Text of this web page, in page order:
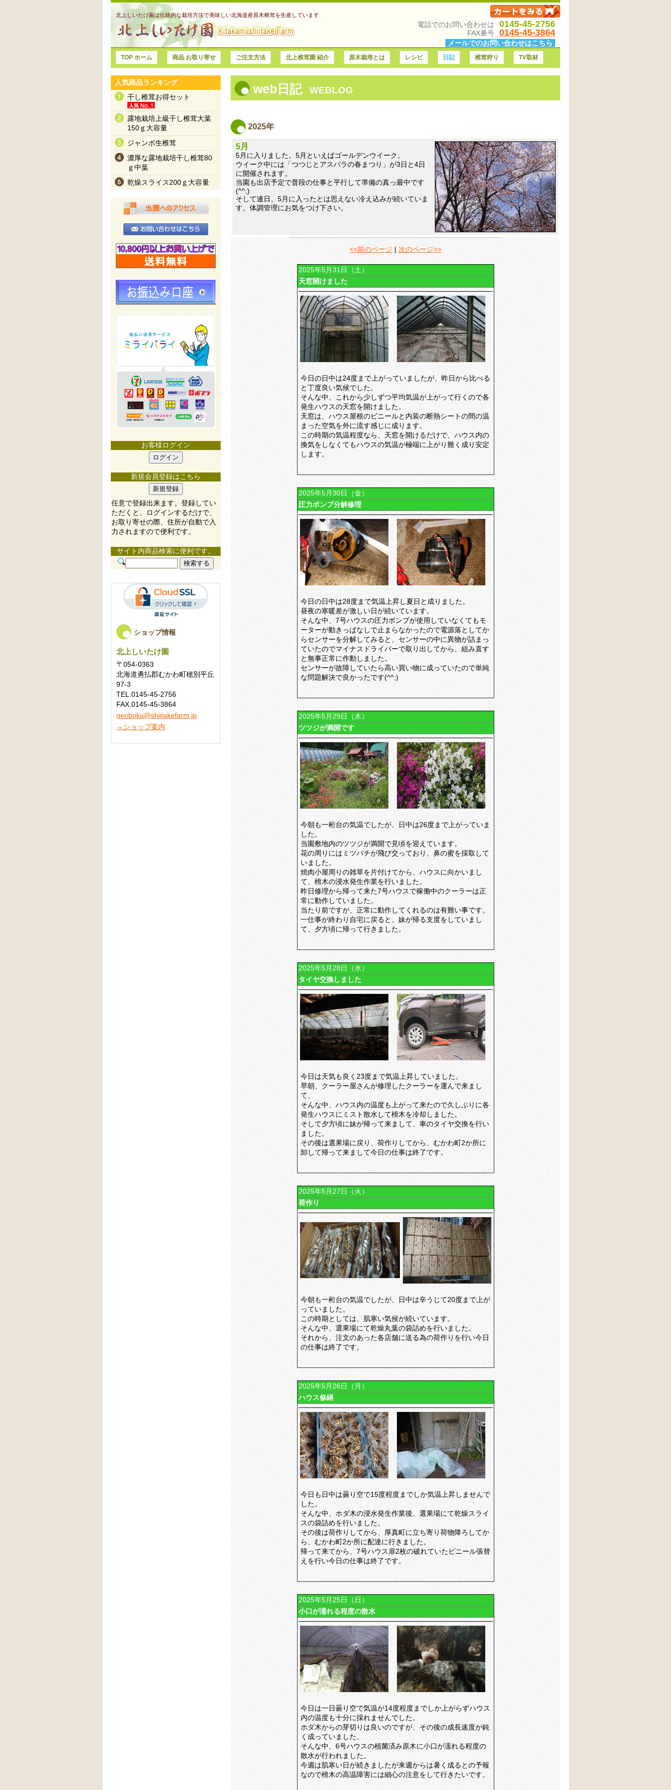
北上しいたけ園は伝統的な栽培方法で美味しい北海道産原木椎茸を生産しています
電話でのお問い合わせは 0145-45-2756
FAX番号 0145-45-3864
メールでのお問い合わせはこちら
web日記 WEBLOG
2025年
5月
5月に入りました。5月といえばゴールデンウイーク。
ウイーク中には「つつじとアスパラの春まつり」が3日と4日
に開催されます。
当園も出店予定で普段の仕事と平行して準備の真っ最中です
(^^;)
そして連日、5月に入ったとは思えない冷え込みが続いていま
す。体調管理にお気をつけ下さい。
<<前のページ 次のページ>>
2025年5月31日（土）
天窓開けました
今日の日中は24度まで上がっていましたが、昨日から比べる
と丁度良い気候でした。
そんな中、これから少しずつ平均気温が上がって行くので各
発生ハウスの天窓を開けました。
天窓は、ハウス屋根のビニールと内装の断熱シートの間の温
まった空気を外に流す感じに成ります。
この時期の気温程度なら、天窓を開けるだけで、ハウス内の
換気をしなくてもハウスの気温が極端に上がり難く成り安定
します。
2025年5月30日（金）
圧力ポンプ分解修理
今日の日中は28度まで気温上昇し夏日と成りました。
昼夜の寒暖差が激しい日が続いています。
そんな中、7号ハウスの圧力ポンプが使用していなくてもモ
ーターが動きっぱなしで止まらなかったので電源落としてか
らセンサーを分解してみると、センサーの中に異物が詰まっ
ていたのでマイナスドライバーで取り出してから、組み直す
と無事正常に作動しました。
センサーが故障していたら高い買い物に成っていたので単純
な問題解決で良かったです(^^;)
2025年5月29日（木）
ツツジが満開です
今朝も一桁台の気温でしたが、日中は26度まで上がっていま
した。
当園敷地内のツツジが満開で見頃を迎えています。
花の周りにはミツバチが飛び交っており、鼻の蜜を採取して
いました。
焼肉小屋周りの雑草を片付けてから、ハウスに向かいまし
て、榾木の浸水発生作業を行いました。
昨日修理から帰って来た7号ハウスで稼働中のクーラーは正
常に動作していました。
当たり前ですが、正常に動作してくれるのは有難い事です。
一仕事が終わり自宅に戻ると、妹が帰る支度をしていまし
て、夕方頃に帰って行きました。
2025年5月28日（水）
タイヤ交換しました
今日は天気も良く23度まで気温上昇していました。
早朝、クーラー屋さんが修理したクーラーを運んで来まし
て、
そんな中、ハウス内の温度も上がって来たので久しぶりに各
発生ハウスにミスト散水して榾木を冷却しました。
そして夕方頃に妹が帰って来まして、車のタイヤ交換を行い
ました。
その後は選果場に戻り、荷作りしてから、むかわ町2か所に
卸して帰って来まして今日の仕事は終了です。
2025年5月27日（火）
荷作り
今朝も一桁台の気温でしたが、日中は辛うじて20度まで上が
っていました。
この時期としては、肌寒い気候が続いています。
そんな中、選果場にて乾燥丸葉の袋詰めを行いました。
それから、注文のあった各店舗に送る為の荷作りを行い今日
の仕事は終了です。
2025年5月26日（月）
ハウス修繕
今日も日中は曇り空で15度程度までしか気温上昇しませんで
した。
そんな中、ホダ木の浸水発生作業後、選果場にて乾燥スライ
スの袋詰めを行いました。
その後は荷作りしてから、厚真町に立ち寄り荷物降ろしてか
ら、むかわ町2か所に配達に行きました。
帰って来てから、7号ハウス扉2枚の破れていたビニール張替
えを行い今日の仕事は終了です。
2025年5月25日（日）
小口が濡れる程度の散水
今日は一日曇り空で気温が14度程度までしか上がらずハウス
内の温度も十分に採れませんでした。
ホダ木からの芽切りは良いのですが、その後の成長速度が鈍
く成っていました。
そんな中、6号ハウスの植菌済み原木に小口が濡れる程度の
散水が行われました。
今週は肌寒い日が続きましたが来週からは暑く成るとの予報
なので榾木の高温障害には細心の注意をして行きたいです。
TOP ホーム 商品 お取り寄せ ご注文方法 北上椎茸園 紹介 原木栽培とは レシピ 日記 椎茸狩り TV取材
人気商品ランキング
干し椎茸お得セット
露地栽培上級干し椎茸大葉
150ｇ大容量
ジャンボ生椎茸
濃厚な露地栽培干し椎茸80
ｇ中葉
乾燥スライス200ｇ大容量
お客様ログイン
新規会員登録はこちら
任意で登録出来ます。登録してい
ただくと、ログインするだけで、
お取り寄せの際、住所が自動で入
力されますので便利です。
サイト内商品検索に便利です。
ショップ情報
北上しいたけ園
〒054-0363
北海道勇払郡むかわ町穂別平丘
97-3
TEL.0145-45-2756
FAX.0145-45-3864
genboku@shiitakefarm.jp
→ショップ案内